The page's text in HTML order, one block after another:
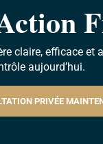
claire, efficace et
aujourd’hui.
PRIVÉE